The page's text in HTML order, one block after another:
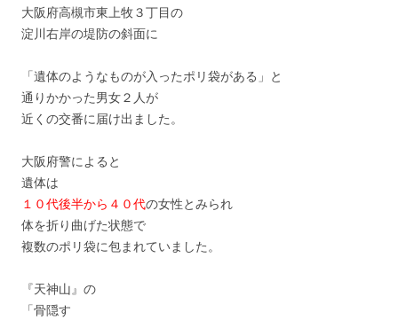
大阪府高槻市東上牧３丁目の
淀川右岸の堤防の斜面に
「遺体のようなものが入ったポリ袋がある」と
通りかかった男女２人が
近くの交番に届け出ました。
大阪府警によると
遺体は
１０代後半から４０代の女性とみられ
体を折り曲げた状態で
複数のポリ袋に包まれていました。
『天神山』の
「骨隠す